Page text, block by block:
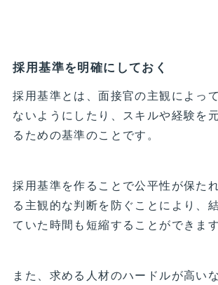
採用基準を明確にしておく
採用基準とは、面接官の主観によっ
ないようにしたり、スキルや経験を
るための基準のことです。
採用基準を作ることで公平性が保た
る主観的な判断を防ぐことにより、
ていた時間も短縮することができます
また、求める人材のハードルが高い